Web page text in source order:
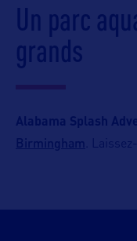
Un parc
grands
Alabama Splash
Birmingham .